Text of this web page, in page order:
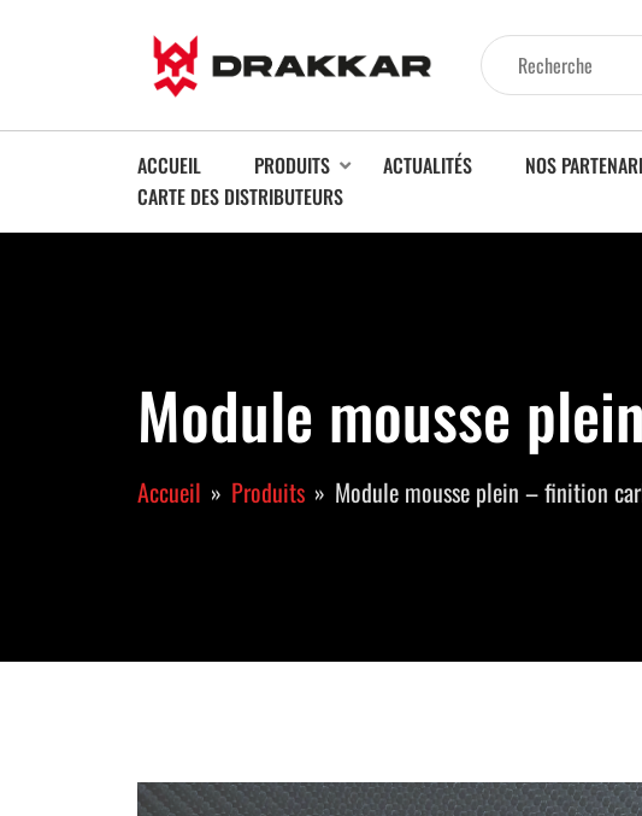
ACCUEIL PRODUITS ACTUALITÉS NOS
CARTE DES DISTRIBUTEURS
Module mousse
Accueil Produits Module mousse plein – finition